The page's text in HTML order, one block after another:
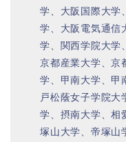
学、大阪国際大学
学、大阪電気通信
学、関西学院大学
京都産業大学、京
学、甲南大学、甲
戸松蔭女子学院大
学、摂南大学、相
塚山大学、帝塚山